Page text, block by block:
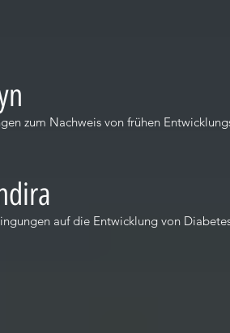
zum Nachweis von frühen
auf die Entwicklung von